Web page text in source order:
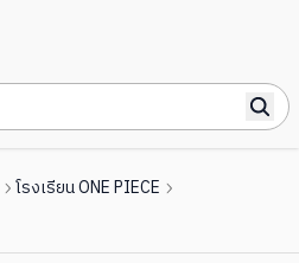
โรงเรียน ONE PIECE